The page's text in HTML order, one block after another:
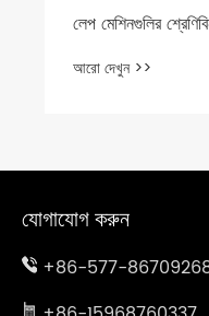
এবং বৈশিষ্ট্যগুলি কী কী?
যোগাযোগ করুন
+86-577-